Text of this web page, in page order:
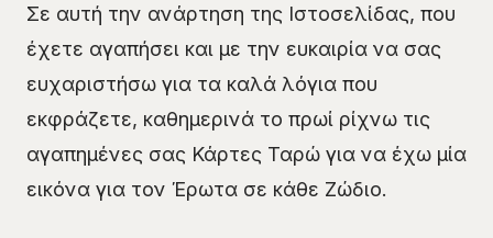
Σε αυτή την ανάρτηση της Ιστοσελίδας, που
έχετε αγαπήσει και με την ευκαιρία να σας
ευχαριστήσω για τα καλά λόγια που
εκφράζετε, καθημερινά το πρωί ρίχνω τις
αγαπημένες σας Κάρτες Ταρώ για να έχω μία
εικόνα για τον Έρωτα σε κάθε Ζώδιο.